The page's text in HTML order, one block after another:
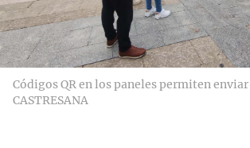
Códigos QR en los paneles permiten
CASTRESANA